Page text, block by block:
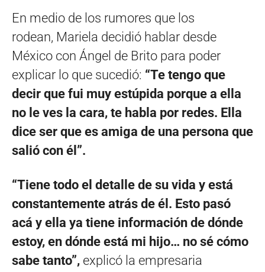
En medio de los rumores que los
rodean, Mariela decidió hablar desde
México con Ángel de Brito para poder
explicar lo que sucedió: “Te tengo que
decir que fui muy estúpida porque a ella
no le ves la cara, te habla por redes. Ella
dice ser que es amiga de una persona que
salió con él”.
“Tiene todo el detalle de su vida y está
constantemente atrás de él. Esto pasó
acá y ella ya tiene información de dónde
estoy, en dónde está mi hijo… no sé cómo
sabe tanto”, explicó la empresaria